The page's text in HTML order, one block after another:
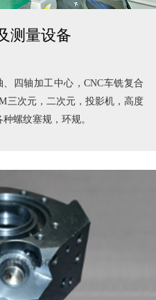
测量设备
四轴加工中心，CNC车铣复合
三次元，二次元，投影机，高度
螺纹塞规，环规。